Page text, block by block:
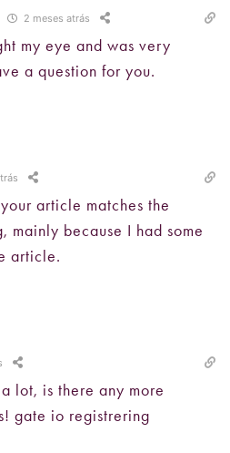
2 meses atrás
my eye and was very
a question for you.
article matches the
mainly because I had some
article.
lot, is there any more
gate io registrering